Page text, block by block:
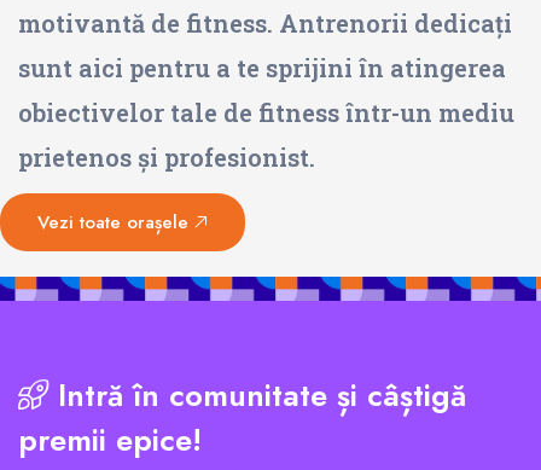
motivantă de fitness. Antrenorii dedicați
sunt aici pentru a te sprijini în atingerea
obiectivelor tale de fitness într-un mediu
prietenos și profesionist.
Vezi toate orașele
Intră în comunitate și câștigă
premii epice!